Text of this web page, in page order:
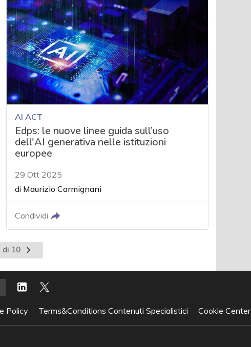
AI ACT
Edps: le nuove linee guida sull’uso
dell'AI generativa nelle istituzioni
europee
29 Ott 2025
di Maurizio Carmignani
Condividi
di 10 Pagina
successiva
Policy Terms&Conditions Contenuti Specialistici Cookie Center